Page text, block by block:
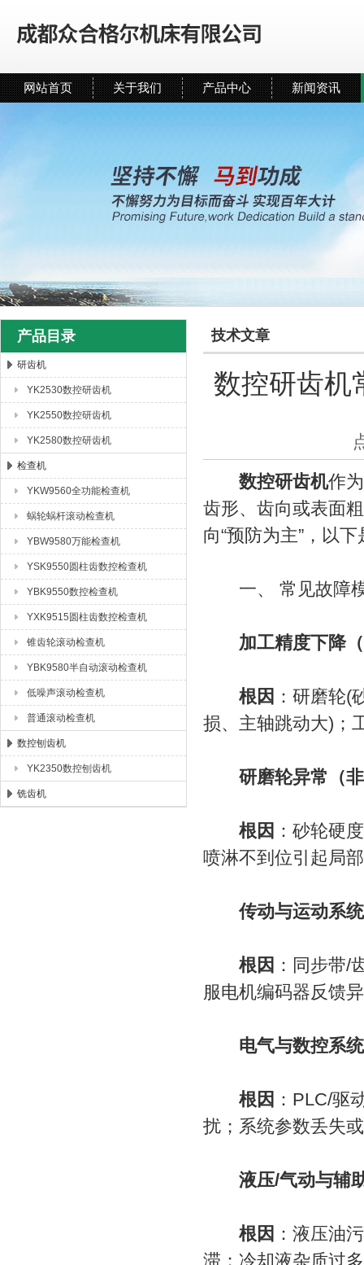
成都众合格尔机床有限公司
网站首页 关于我们 产品中心 新闻资讯
产品目录
研齿机
YK2530数控研齿机
YK2550数控研齿机
YK2580数控研齿机
检查机
YKW9560全功能检查机
蜗轮蜗杆滚动检查机
YBW9580万能检查机
YSK9550圆柱齿数控检查机
YBK9550数控检查机
YXK9515圆柱齿数控检查机
锥齿轮滚动检查机
YBK9580半自动滚动检查机
低噪声滚动检查机
普通滚动检查机
数控刨齿机
YK2350数控刨齿机
铣齿机
技术文章
数控研齿机
数控研齿机作
齿形、齿向或表面
向“预防为主”，以
一、 常见故障模
加工精度下降
根因 ：研磨轮(
损、主轴跳动大)；
研磨轮异常（
根因 ：砂轮硬
喷淋不到位引起局
传动与运动系
根因 ：同步带/
服电机编码器反馈
电气与数控系
根因 ：PLC/驱
扰；系统参数丢失
液压/气动与辅
根因 ：液压油
滞；冷却液杂质过